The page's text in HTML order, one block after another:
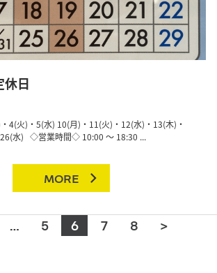
日
火)・5(水) 10(月)・11(火)・12(水)・13(木)・
26(水) ◇営業時間◇ 10:00 ～ 18:30 ...
MORE
… 5 6 7 8 >